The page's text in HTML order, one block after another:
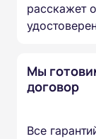
расскажет
Мы
договор
Все